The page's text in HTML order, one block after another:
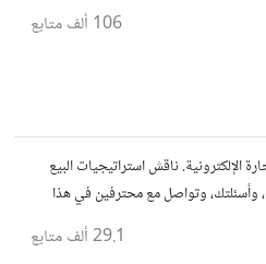
106 ألف متابع
الإلكترونية. ناقش استراتيجيات البيع
وأسئلتك، وتواصل مع محترفين في هذا
29.1 ألف متابع